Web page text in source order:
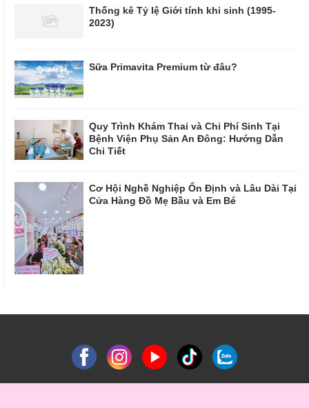
Thống kê Tỷ lệ Giới tính khi sinh (1995-
2023)
Sữa Primavita Premium từ đâu?
Quy Trình Khám Thai và Chi Phí Sinh Tại
Bệnh Viện Phụ Sản An Đông: Hướng Dẫn
Chi Tiết
Cơ Hội Nghề Nghiệp Ổn Định và Lâu Dài Tại
Cửa Hàng Đồ Mẹ Bầu và Em Bé